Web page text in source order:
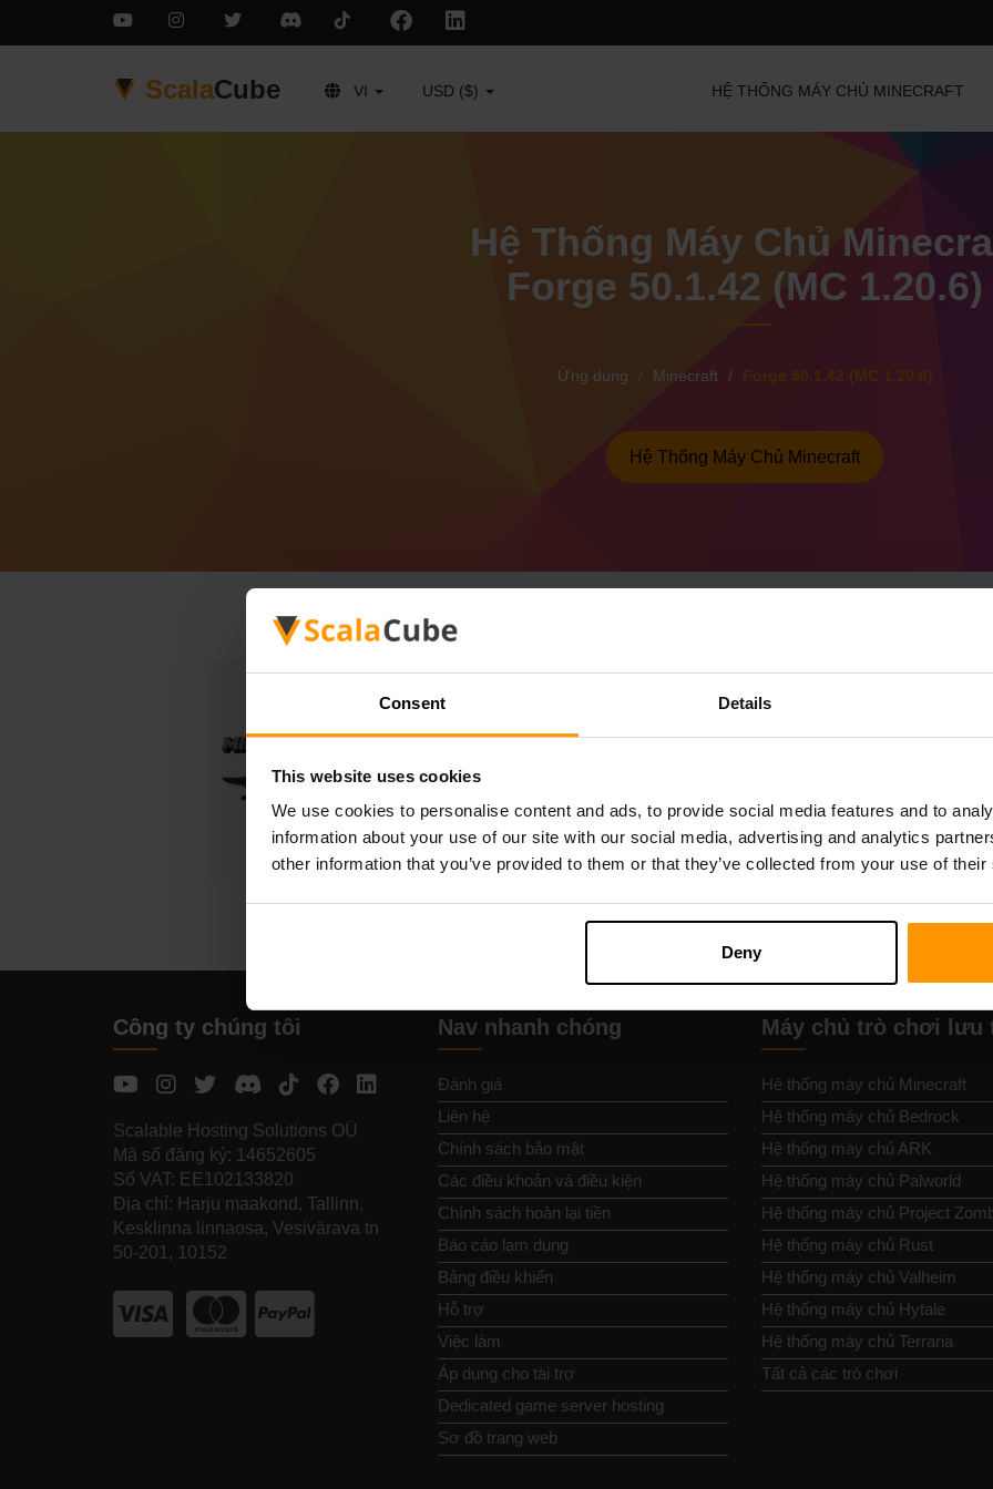
Consent Details
This website uses cookies
We use cookies to personalise content and ads, to provide social media features and to
information about your use of our site with our social media, advertising and analytics
other information that you’ve provided to them or that they’ve collected from your use of
Deny
ScalaCube VI USD ($) HỆ THỐNG MÁY CHỦ MINECRAFT
Hệ Thống Máy Chủ
Forge 50.1.42 (MC 1.20.6)
Ứng dụng Minecraft Forge 50.1.42 (MC 1.20.6)
Hệ Thống Máy Chủ Minecraft
Cách tạo Minecraft
Máy chủ
máy chủ của bạn → Máy chủ trò chơi →
Thích chơi trên máy chủ!
Công ty chúng tôi
Scalable Hosting Solutions OÜ
Mã số đăng ký: 14652605
Số VAT: EE102133820
Địa chỉ: Harju maakond, Tallinn,
Kesklinna linnaosa, Vesivärava tn
50-201, 10152
Nav nhanh chóng
Đánh giá
Liên hệ
Chính sách bảo mật
Các điều khoản và điều kiện
Chính sách hoàn lại tiền
Báo cáo lạm dụng
Bảng điều khiển
Hỗ trợ
Việc làm
Áp dụng cho tài trợ
Dedicated game server hosting
Sơ đồ trang web
Máy chủ trò chơi lưu
Hệ thống máy chủ Minecraft
Hệ thống máy chủ Bedrock
Hệ thống máy chủ ARK
Hệ thống máy chủ Palworld
Hệ thống máy chủ Project
Hệ thống máy chủ Rust
Hệ thống máy chủ Valheim
Hệ thống máy chủ Hytale
Hệ thống máy chủ Terraria
Tất cả các trò chơi